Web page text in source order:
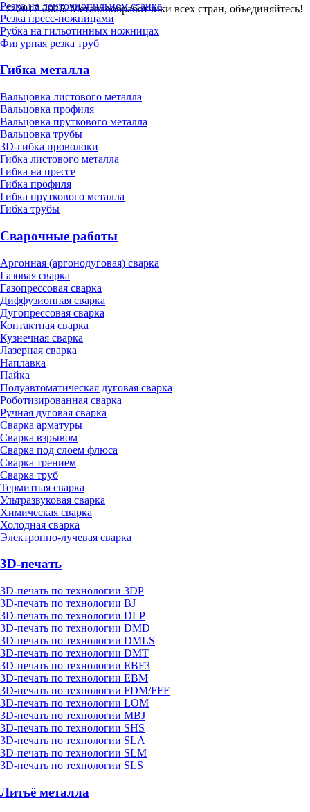
Резка на ленточнопильном станке
Резка пресс-ножницами
Рубка на гильотинных ножницах
Фигурная резка труб
Гибка металла
Вальцовка листового металла
Вальцовка профиля
Вальцовка пруткового металла
Вальцовка трубы
3D-гибка проволоки
Гибка листового металла
Гибка на прессе
Гибка профиля
Гибка пруткового металла
Гибка трубы
Сварочные работы
Аргонная (аргонодуговая) сварка
Газовая сварка
Газопрессовая сварка
Диффузионная сварка
Дугопрессовая сварка
Контактная сварка
Кузнечная сварка
Лазерная сварка
Наплавка
Пайка
Полуавтоматическая дуговая сварка
Роботизированная сварка
Ручная дуговая сварка
Сварка арматуры
Сварка взрывом
Сварка под слоем флюса
Сварка трением
Сварка труб
Термитная сварка
Ультразвуковая сварка
Химическая сварка
Холодная сварка
Электронно-лучевая сварка
3D-печать
3D-печать по технологии 3DP
3D-печать по технологии BJ
3D-печать по технологии DLP
3D-печать по технологии DMD
3D-печать по технологии DMLS
3D-печать по технологии DMT
3D-печать по технологии EBF3
3D-печать по технологии EBM
3D-печать по технологии FDM/FFF
3D-печать по технологии LOM
3D-печать по технологии MBJ
3D-печать по технологии SHS
3D-печать по технологии SLA
3D-печать по технологии SLM
3D-печать по технологии SLS
Литьё металла
© 2017-2026. Металлообработчики всех стран, объединяйтесь!